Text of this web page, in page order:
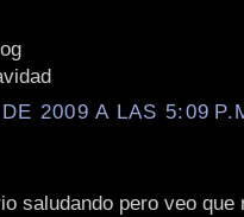
2009 A LAS 5:09
saludando pero veo que